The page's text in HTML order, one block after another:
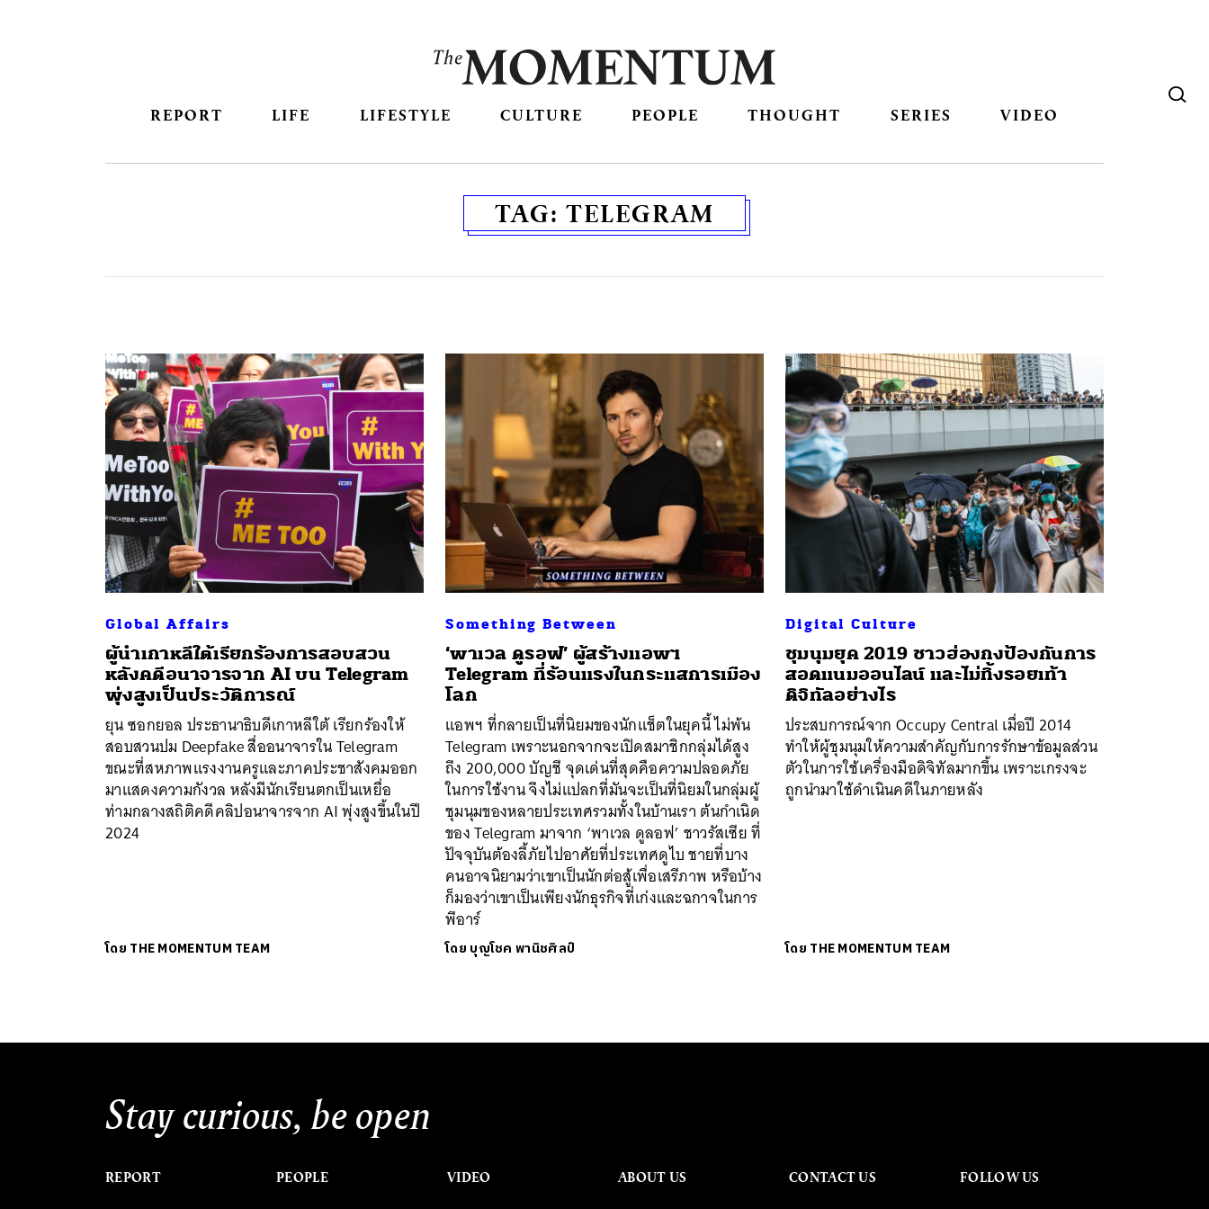
REPORT LIFE LIFESTYLE CULTURE PEOPLE THOUGHT SERIES VIDEO
TAG: TELEGRAM
Global Affairs
ผู้นำเกาหลีใต้เรียกร้องการสอบสวน
หลังคดีอนาจารจาก AI บน Telegram
พุ่งสูงเป็นประวัติการณ์
ยุน ซอกยอล ประธานาธิบดีเกาหลีใต้ เรียกร้องให้
สอบสวนปม Deepfake สื่ออนาจารใน Telegram
ขณะที่สหภาพแรงงานครูและภาคประชาสังคมออก
มาแสดงความกังวล หลังมีนักเรียนตกเป็นเหยื่อ
ท่ามกลางสถิติคดีคลิปอนาจารจาก AI พุ่งสูงขึ้นในปี
2024
โดย THE MOMENTUM TEAM
Something Between
‘พาเวล ดูรอฟ’ ผู้สร้างแอพฯ
Telegram ที่ร้อนแรงในกระแสการเมือง
โลก
แอพฯ ที่กลายเป็นที่นิยมของนักแช็ตในยุคนี้ ไม่พ้น
Telegram เพราะนอกจากจะเปิดสมาชิกกลุ่มได้สูง
ถึง 200,000 บัญชี จุดเด่นที่สุดคือความปลอดภัย
ในการใช้งาน จึงไม่แปลกที่มันจะเป็นที่นิยมในกลุ่มผู้
ชุมนุมของหลายประเทศรวมทั้งในบ้านเรา ต้นกำเนิด
ของ Telegram มาจาก ‘พาเวล ดูลอฟ’ ชาวรัสเซีย ที่
ปัจจุบันต้องลี้ภัยไปอาศัยที่ประเทศดูไบ ชายที่บาง
คนอาจนิยามว่าเขาเป็นนักต่อสู้เพื่อเสรีภาพ หรือบ้าง
ก็มองว่าเขาเป็นเพียงนักธุรกิจที่เก่งและฉกาจในการ
พีอาร์
โดย บุญโชค พานิชศิลป์
Digital Culture
ชุมนุมยุค 2019 ชาวฮ่องกงป้องกันการ
สอดแนมออนไลน์ และไม่ทิ้งรอยเท้า
ดิจิทัลอย่างไร
ประสบการณ์จาก Occupy Central เมื่อปี 2014
ทำให้ผู้ชุมนุมให้ความสำคัญกับการรักษาข้อมูลส่วน
ตัวในการใช้เครื่องมือดิจิทัลมากขึ้น เพราะเกรงจะ
ถูกนำมาใช้ดำเนินคดีในภายหลัง
โดย THE MOMENTUM TEAM
Stay curious, be open
REPORT PEOPLE VIDEO ABOUT US CONTACT US FOLLOW US
SHARE TWEET LINE EMAIL